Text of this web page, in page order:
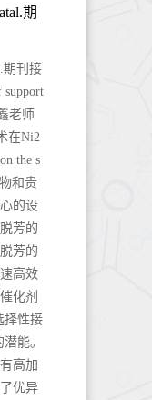
期
期刊接
support
老师
在Ni2
the s
和贵
的设
芳的
芳的
高效
化剂
择性接
能。
高加
优异